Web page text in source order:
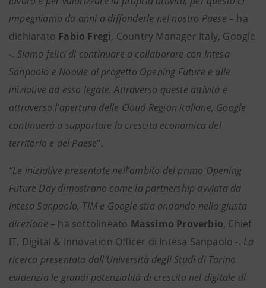
impegniamo da anni a diffonderle nel nostro Paese – ha
dichiarato Fabio Fregi, Country Manager Italy, Google
-. Siamo felici di continuare a collaborare con Intesa
Sanpaolo e Noovle al progetto Opening Future e alle
iniziative ad esso legate. Attraverso queste attività e
attraverso l'apertura delle Cloud Region italiane, Google
continuerà a supportare la crescita economica del
territorio e del Paese”.
“Le iniziative presentate nell’ambito del primo Opening
Future Day dimostrano come la partnership avviata da
Intesa Sanpaolo, TIM e Google stia andando nella giusta
direzione – ha sottolineato Massimo Proverbio, Chief
IT, Digital & Innovation Officer di Intesa Sanpaolo -. La
ricerca presentata dall’Università degli Studi di Torino
evidenzia le grandi potenzialità di crescita nel digitale di